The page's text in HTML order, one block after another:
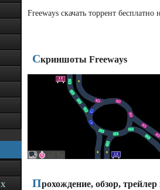
Freeways скачать торрент
Скриншоты Freeways
Прохождение, обзор,